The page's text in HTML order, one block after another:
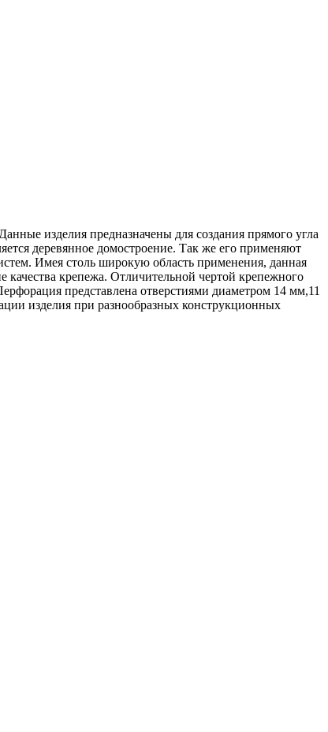
изделия предназначены для создания прямого угла
деревянное домостроение. Так же его применяют
Имея столь широкую область применения, данная
качества крепежа. Отличительной чертой крепежного
представлена отверстиями диаметром 14 мм,11
изделия при разнообразных конструкционных